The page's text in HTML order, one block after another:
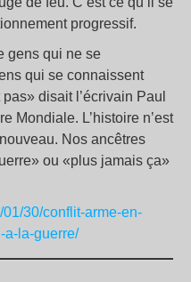
progressif.
gens qui ne se
qui se connaissent
disait l’écrivain Paul
Mondiale. L’histoire n’est
Nos ancêtres
ou «plus jamais ça»
30/conflit-arme-en-
a-la-guerre/